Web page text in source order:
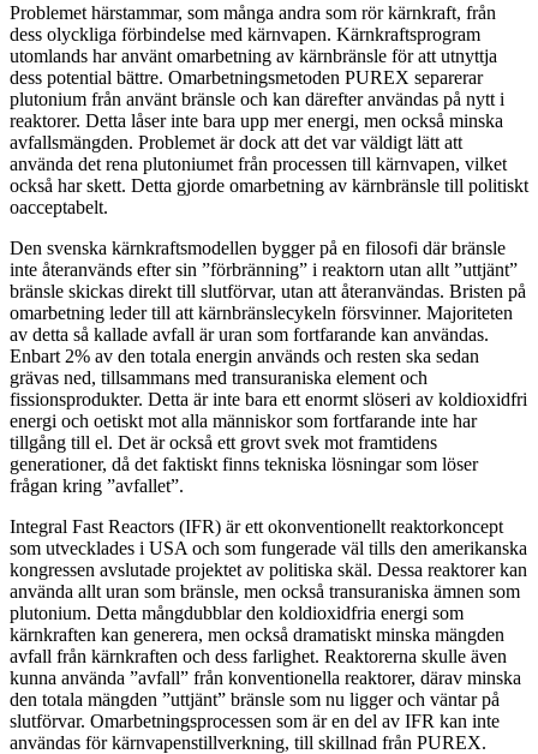
Problemet härstammar, som många andra som rör kärnkraft, från
dess olyckliga förbindelse med kärnvapen. Kärnkraftsprogram
utomlands har använt omarbetning av kärnbränsle för att utnyttja
dess potential bättre. Omarbetningsmetoden PUREX separerar
plutonium från använt bränsle och kan därefter användas på nytt i
reaktorer. Detta låser inte bara upp mer energi, men också minska
avfallsmängden. Problemet är dock att det var väldigt lätt att
använda det rena plutoniumet från processen till kärnvapen, vilket
också har skett. Detta gjorde omarbetning av kärnbränsle till politiskt
oacceptabelt.
Den svenska kärnkraftsmodellen bygger på en filosofi där bränsle
inte återanvänds efter sin ”förbränning” i reaktorn utan allt ”uttjänt”
bränsle skickas direkt till slutförvar, utan att återanvändas. Bristen på
omarbetning leder till att kärnbränslecykeln försvinner. Majoriteten
av detta så kallade avfall är uran som fortfarande kan användas.
Enbart 2% av den totala energin används och resten ska sedan
grävas ned, tillsammans med transuraniska element och
fissionsprodukter. Detta är inte bara ett enormt slöseri av koldioxidfri
energi och oetiskt mot alla människor som fortfarande inte har
tillgång till el. Det är också ett grovt svek mot framtidens
generationer, då det faktiskt finns tekniska lösningar som löser
frågan kring ”avfallet”.
Integral Fast Reactors (IFR) är ett okonventionellt reaktorkoncept
som utvecklades i USA och som fungerade väl tills den amerikanska
kongressen avslutade projektet av politiska skäl. Dessa reaktorer kan
använda allt uran som bränsle, men också transuraniska ämnen som
plutonium. Detta mångdubblar den koldioxidfria energi som
kärnkraften kan generera, men också dramatiskt minska mängden
avfall från kärnkraften och dess farlighet. Reaktorerna skulle även
kunna använda ”avfall” från konventionella reaktorer, därav minska
den totala mängden ”uttjänt” bränsle som nu ligger och väntar på
slutförvar. Omarbetningsprocessen som är en del av IFR kan inte
användas för kärnvapenstillverkning, till skillnad från PUREX.